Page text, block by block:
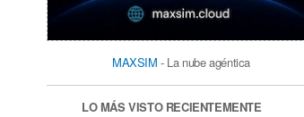
MAXSIM - La nube agéntica
LO MÁS VISTO RECIENTEMENTE